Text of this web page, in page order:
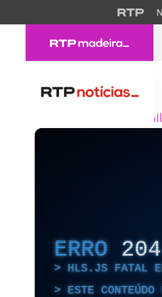
ERRO 204
HLS.JS FATAL
ESTE